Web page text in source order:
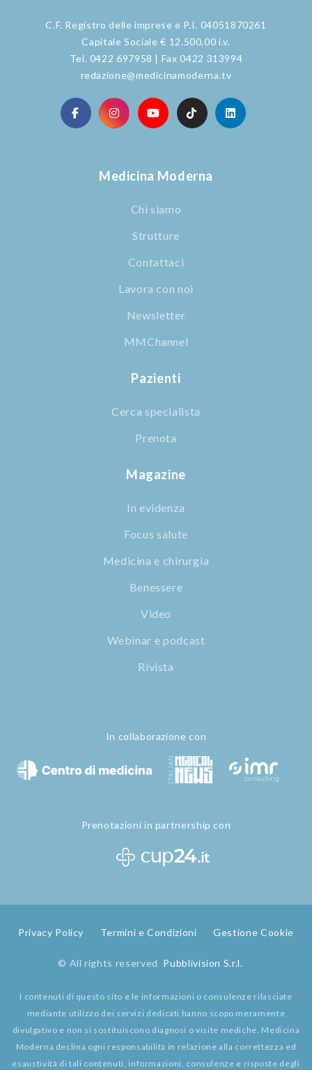
C.F. Registro delle imprese e P.I. 04051870261
Capitale Sociale € 12.500,00 i.v.
Tel. 0422 697958 | Fax 0422 313994
redazione@medicinamoderna.tv
Medicina Moderna
Chi siamo
Strutture
Contattaci
Lavora con noi
Newsletter
MMChannel
Pazienti
Cerca specialista
Prenota
Magazine
In evidenza
Focus salute
Medicina e chirurgia
Benessere
Video
Webinar e podcast
Rivista
In collaborazione con
Prenotazioni in partnership con
Privacy Policy Termini e Condizioni Gestione Cookie
© All rights reserved Pubblivision S.r.l.
I contenuti di questo sito e le informazioni o consulenze rilasciate
mediante utilizzo dei servizi dedicati hanno scopo meramente
divulgativo e non si sostituiscono diagnosi o visite mediche. Medicina
Moderna declina ogni responsabilità in relazione alla correttezza ed
esaustività di tali contenuti, informazioni, consulenze e risposte degli